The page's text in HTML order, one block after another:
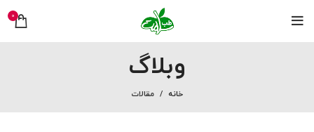
0
وبلاگ
خانه مقالات